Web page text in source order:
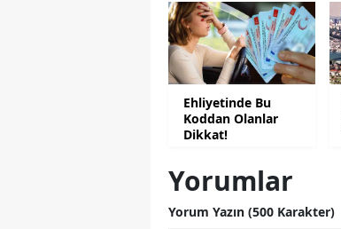
Ehliyetinde Bu
Koddan Olanlar
Dikkat!
Yorumlar
Yorum Yazın (500 Karakter)